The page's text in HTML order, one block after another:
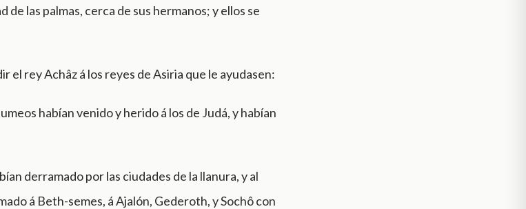
de las palmas, cerca de sus hermanos; y ellos se
el rey Achâz á los reyes de Asiria que le ayudasen:
habían venido y herido á los de Judá, y habían
derramado por las ciudades de la llanura, y al
á Beth-semes, á Ajalón, Gederoth, y Sochô con